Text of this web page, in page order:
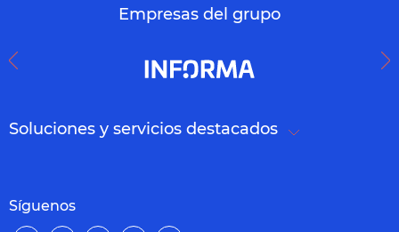
Empresas del grupo
Soluciones y servicios destacados
Síguenos